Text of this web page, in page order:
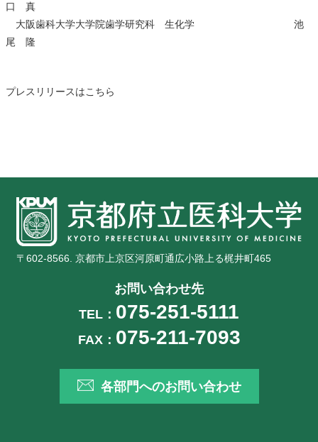
口 真
大阪歯科大学大学院歯学研究科 生化学 池
尾 隆
プレスリリースはこちら
〒602-8566. 京都市上京区河原町通広小路上る梶井町465
お問い合わせ先
TEL： 075-251-5111
FAX： 075-211-7093
各部門へのお問い合わせ